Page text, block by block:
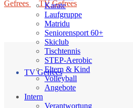
Gefrees
TV Gefrees
Karate
Laufgruppe
Matridu
Seniorensport 60+
Skiclub
Tischtennis
STEP-Aerobic
Eltern & Kind
Volleyball
Angebote
Intern
Verantwortung